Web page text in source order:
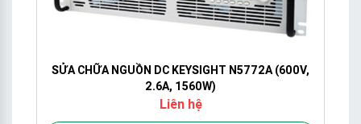
SỬA CHỮA NGUỒN DC KEYSIGHT N5772A (600V,
2.6A, 1560W)
Liên hệ